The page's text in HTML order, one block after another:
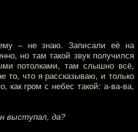
– не знаю. Записали её на
но там такой звук получился
потолками, там слышно всё,
то, что я рассказываю, и только
как гром с небес такой: а-ва-ва,
выступал, да?